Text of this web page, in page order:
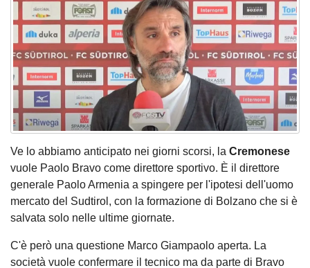
Ve lo abbiamo anticipato nei giorni scorsi, la Cremonese
vuole Paolo Bravo come direttore sportivo. È il direttore
generale Paolo Armenia a spingere per l'ipotesi dell'uomo
mercato del Sudtirol, con la formazione di Bolzano che si è
salvata solo nelle ultime giornate.
C'è però una questione Marco Giampaolo aperta. La
società vuole confermare il tecnico ma da parte di Bravo